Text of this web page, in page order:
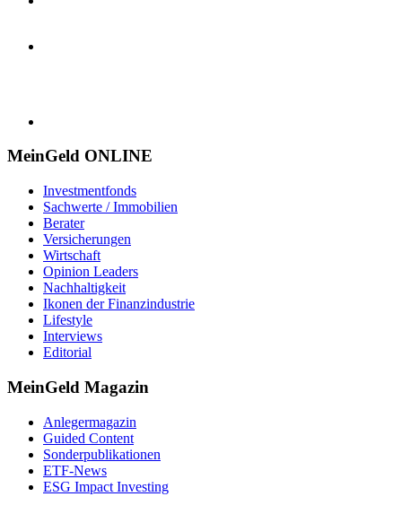
MeinGeld ONLINE
Investmentfonds
Sachwerte / Immobilien
Berater
Versicherungen
Wirtschaft
Opinion Leaders
Nachhaltigkeit
Ikonen der Finanzindustrie
Lifestyle
Interviews
Editorial
MeinGeld Magazin
Anlegermagazin
Guided Content
Sonderpublikationen
ETF-News
ESG Impact Investing